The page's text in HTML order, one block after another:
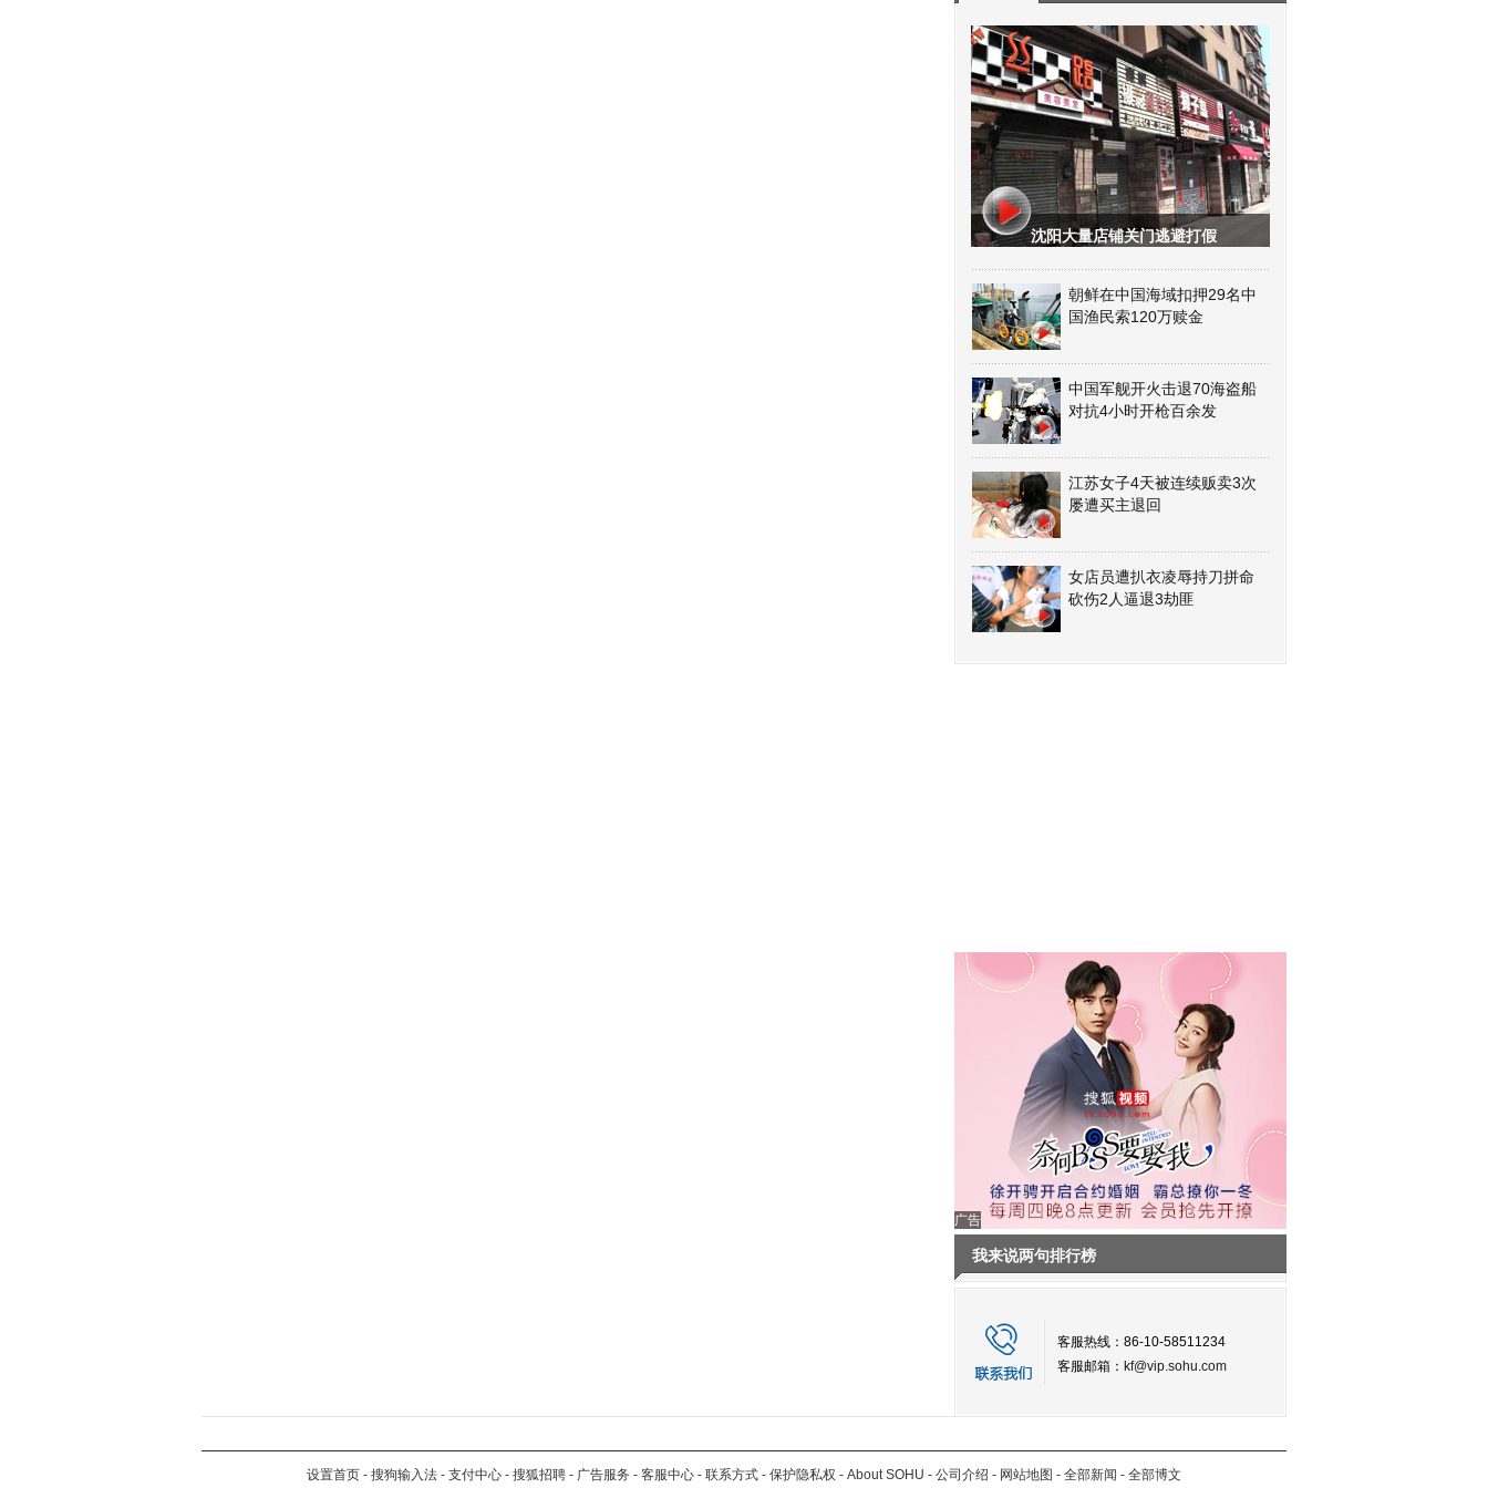
沈阳大量店铺关门逃避打假
朝鲜在中国海域扣押29名中
国渔民索120万赎金
中国军舰开火击退70海盗船
对抗4小时开枪百余发
江苏女子4天被连续贩卖3次
屡遭买主退回
女店员遭扒衣凌辱持刀拼命
砍伤2人逼退3劫匪
广告
我来说两句排行榜
客服热线：86-10-58511234
客服邮箱： kf@vip.sohu.com
设置首页 - 搜狗输入法 - 支付中心 - 搜狐招聘 - 广告服务 - 客服中心 - 联系方式 - 保护隐私权 - About SOHU - 公司介绍 - 网站地图 - 全部新闻 - 全部博文